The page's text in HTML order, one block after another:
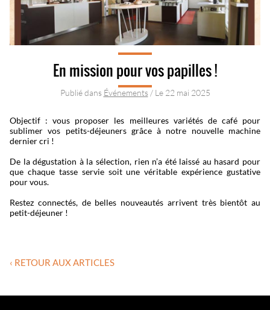
En mission pour vos papilles !
Publié dans Événements / Le 22 mai 2025
Objectif : vous proposer les meilleures variétés de café pour
sublimer vos petits-déjeuners grâce à notre nouvelle machine
dernier cri !
De la dégustation à la sélection, rien n’a été laissé au hasard pour
que chaque tasse servie soit une véritable expérience gustative
pour vous.
Restez connectés, de belles nouveautés arrivent très bientôt au
petit-déjeuner !
‹ RETOUR AUX ARTICLES